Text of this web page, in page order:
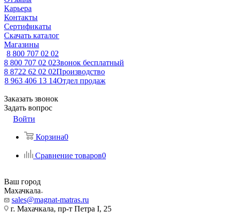
Карьера
Контакты
Сертификаты
Скачать каталог
Магазины
8 800 707 02 02
8 800 707 02 02Звонок бесплатный
8 8722 62 02 02Производство
8 963 406 13 14Отдел продаж
Заказать звонок
Задать вопрос
Войти
Корзина0
Сравнение товаров0
Ваш город
Махачкала
sales@magnat-matras.ru
г. Махачкала, пр-т Петра I, 25